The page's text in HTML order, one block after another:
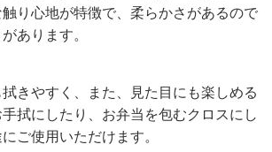
り心地が特徴で、柔らかさがあるので
あります。
きやすく、また、見た目にも楽しめる
拭にしたり、お弁当を包むクロスにし
ご使用いただけます。